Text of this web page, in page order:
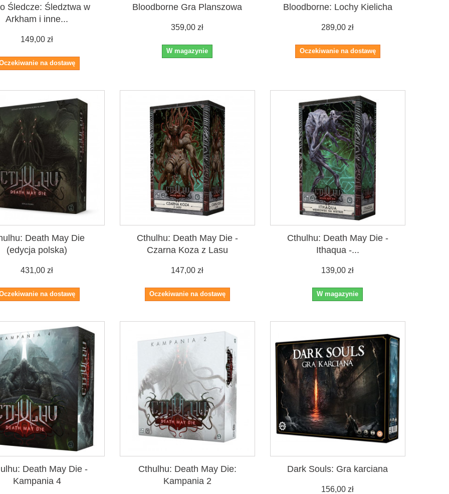
Śledcze: Śledztwa w
Arkham i inne...
149,00 zł
na dostawę
Bloodborne Gra Planszowa
359,00 zł
W magazynie
Bloodborne: Lochy Kielicha
289,00 zł
Oczekiwanie na dostawę
Death May Die
(edycja polska)
431,00 zł
na dostawę
Cthulhu: Death May Die -
Czarna Koza z Lasu
147,00 zł
Oczekiwanie na dostawę
Cthulhu: Death May Die -
Ithaqua -...
139,00 zł
W magazynie
Death May Die -
Kampania 4
Cthulhu: Death May Die:
Kampania 2
Dark Souls: Gra karciana
156,00 zł